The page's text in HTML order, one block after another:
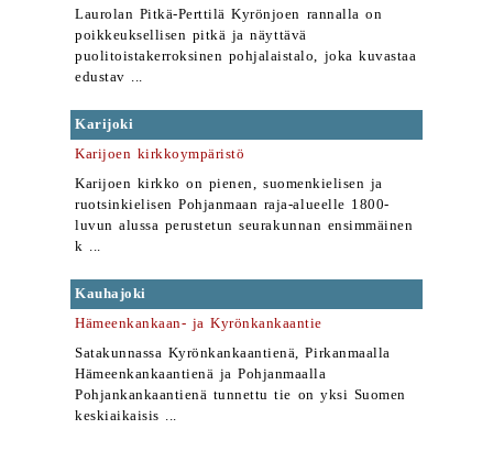
Laurolan Pitkä-Perttilä Kyrönjoen rannalla on
poikkeuksellisen pitkä ja näyttävä
puolitoistakerroksinen pohjalaistalo, joka kuvastaa
edustav ...
Karijoki
Karijoen kirkkoympäristö
Karijoen kirkko on pienen, suomenkielisen ja
ruotsinkielisen Pohjanmaan raja-alueelle 1800-
luvun alussa perustetun seurakunnan ensimmäinen
k ...
Kauhajoki
Hämeenkankaan- ja Kyrönkankaantie
Satakunnassa Kyrönkankaantienä, Pirkanmaalla
Hämeenkankaantienä ja Pohjanmaalla
Pohjankankaantienä tunnettu tie on yksi Suomen
keskiaikaisis ...